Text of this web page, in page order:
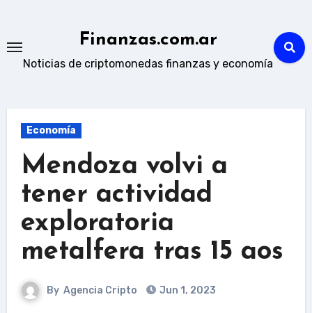
content
Finanzas.com.ar
Noticias de criptomonedas finanzas y economía
Economía
Mendoza volvi a
tener actividad
exploratoria
metalfera tras 15 aos
By Agencia Cripto Jun 1, 2023